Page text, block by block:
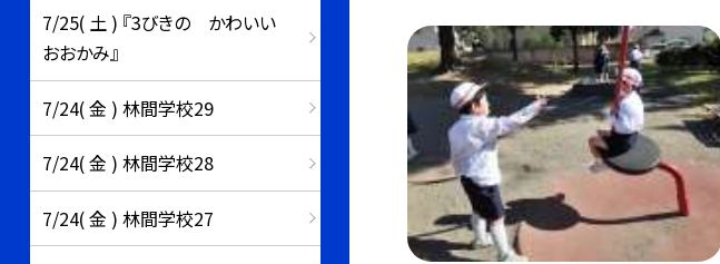
7/25( 土 ) 『3びきの かわいい
おおかみ』
7/24( 金 ) 林間学校29
7/24( 金 ) 林間学校28
7/24( 金 ) 林間学校27